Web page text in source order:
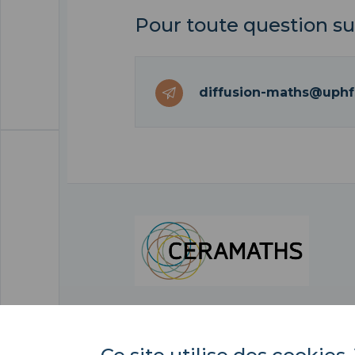
Pour toute question
diffusion-